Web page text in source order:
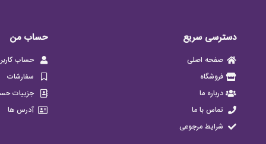
دسترسی سریع
صفحه اصلی
فروشگاه
درباره ما
تماس با ما
شرایط مرجوعی
حساب من
حساب
سفارشات
جزییات
آدرس ها